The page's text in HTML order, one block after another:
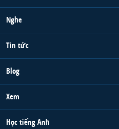
Nghe
Tin tức
Blog
Xem
Học tiếng Anh